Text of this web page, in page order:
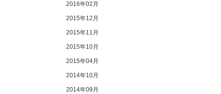
2016年02月
2015年12月
2015年11月
2015年10月
2015年04月
2014年10月
2014年09月